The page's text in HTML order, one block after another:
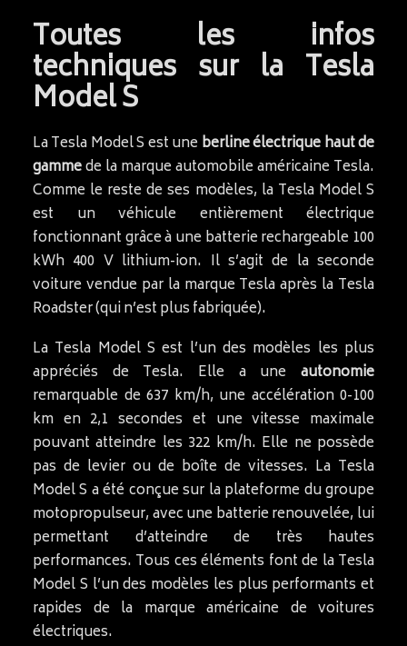
Toutes les infos
techniques sur la Tesla
Model S
La Tesla Model S est uneberline électrique haut de
gammede la marque automobile américaine Tesla.
Comme le reste de ses modèles, la Tesla Model S
est un véhicule entièrement électrique
fonctionnant grâce à une batterie rechargeable 100
kWh 400 V lithium-ion. Il s’agit de la seconde
voiture vendue par la marque Tesla après la Tesla
Roadster (qui n’est plus fabriquée).
La Tesla Model S est l’un des modèles les plus
appréciés de Tesla. Elle a une autonomie
remarquable de 637 km/h, une accélération 0-100
km en 2,1 secondes et une vitesse maximale
pouvant atteindre les 322 km/h. Elle ne possède
pas de levier ou de boîte de vitesses. La Tesla
Model S a été conçue sur la plateforme du groupe
motopropulseur, avec une batterie renouvelée, lui
permettant d’atteindre de très hautes
performances. Tous ces éléments font de la Tesla
Model S l’un des modèles les plus performants et
rapides de la marque américaine de voitures
électriques.